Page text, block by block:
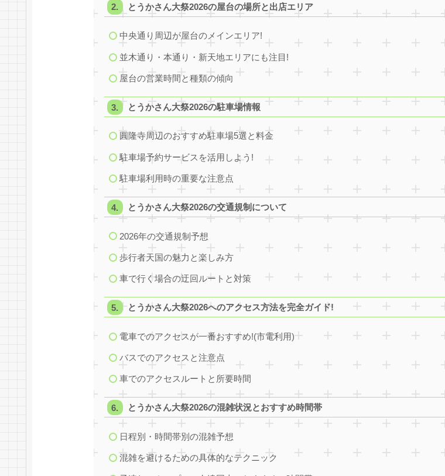
とうかさん大祭2026の屋台の場所と出店エリア
中央通り周辺が屋台のメインエリア!
並木通り・本通り・新天地エリアにも注目!
屋台の営業時間と種類の傾向
とうかさん大祭2026の駐車場情報
圓隆寺周辺のおすすめ駐車場5選と料金
駐車場予約サービスを活用しよう!
駐車場利用時の重要な注意点
とうかさん大祭2026の交通規制について
2026年の交通規制予想
歩行者天国の魅力と楽しみ方
車で行く場合の迂回ルートと対策
とうかさん大祭2026へのアクセス方法を完全ガイド!
電車でのアクセスが一番おすすめ!(市電利用)
バスでのアクセスと注意点
車でのアクセスルートと所要時間
とうかさん大祭2026の混雑状況とおすすめ時間帯
日程別・時間帯別の混雑予想
混雑を避けるための具体的なテクニック